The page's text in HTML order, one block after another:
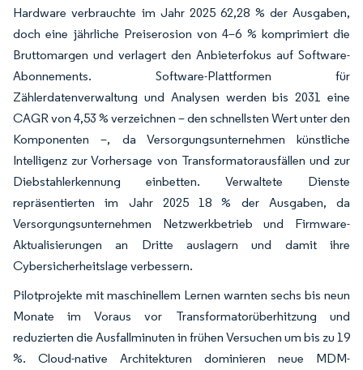
Hardware verbrauchte im Jahr 2025 62,28 % der Ausgaben,
doch eine jährliche Preiserosion von 4–6 % komprimiert die
Bruttomargen und verlagert den Anbieterfokus auf Software-
Abonnements. Software-Plattformen für
Zählerdatenverwaltung und Analysen werden bis 2031 eine
CAGR von 4,53 % verzeichnen – den schnellsten Wert unter den
Komponenten –, da Versorgungsunternehmen künstliche
Intelligenz zur Vorhersage von Transformatorausfällen und zur
Diebstahlerkennung einbetten. Verwaltete Dienste
repräsentierten im Jahr 2025 18 % der Ausgaben, da
Versorgungsunternehmen Netzwerkbetrieb und Firmware-
Aktualisierungen an Dritte auslagern und damit ihre
Cybersicherheitslage verbessern.
Pilotprojekte mit maschinellem Lernen warnten sechs bis neun
Monate im Voraus vor Transformatorüberhitzung und
reduzierten die Ausfallminuten in frühen Versuchen um bis zu 19
%. Cloud-native Architekturen dominieren neue MDM-